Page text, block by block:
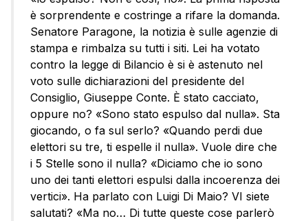
è sorprendente e costringe a rifare la domanda.
Senatore Paragone, la notizia è sulle agenzie di
stampa e rimbalza su tutti i siti. Lei ha votato
contro la legge di Bilancio è si è astenuto nel
voto sulle dichiarazioni del presidente del
Consiglio, Giuseppe Conte. È stato cacciato,
oppure no? «Sono stato espulso dal nulla». Sta
giocando, o fa sul serlo? «Quando perdi due
elettori su tre, ti espelle il nulla». Vuole dire che
i 5 Stelle sono il nulla? «Diciamo che io sono
uno dei tanti elettori espulsi dalla incoerenza dei
vertici». Ha parlato con Luigi Di Maio? VI siete
salutati? «Ma no… Di tutte queste cose parlerò